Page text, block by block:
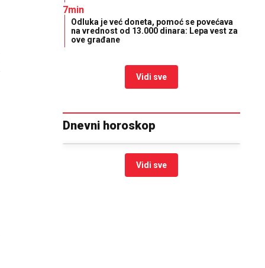
7min
Odluka je već doneta, pomoć se povećava
na vrednost od 13.000 dinara: Lepa vest za
ove građane
Vidi sve
Dnevni horoskop
Vidi sve